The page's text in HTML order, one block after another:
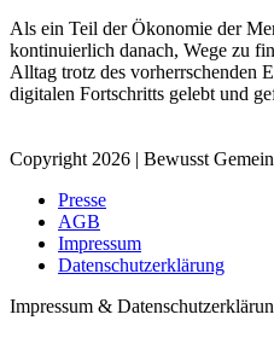
Als ein Teil der Ökonomie der
kontinuierlich danach, Wege zu
Alltag trotz des vorherrschenden
digitalen Fortschritts gelebt und
Copyright 2026 | Bewusst
Presse
AGB
Impressum
Datenschutzerklärung
Impressum &